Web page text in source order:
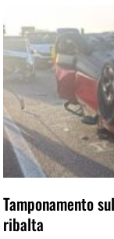
Tamponamento
ribalta